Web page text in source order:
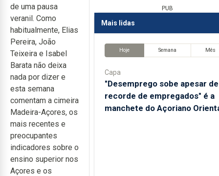
de uma pausa
veranil. Como
habitualmente, Elias
Pereira, João
Teixeira e Isabel
Barata não deixa
nada por dizer e
esta semana
comentam a cimeira
Madeira-Açores, os
mais recentes e
preocupantes
indicadores sobre o
ensino superior nos
Açores e os
PUB
Mais lidas
Hoje Semana Mês
Capa
"Desemprego sobe apesar de
recorde de empregados" é a
manchete do Açoriano